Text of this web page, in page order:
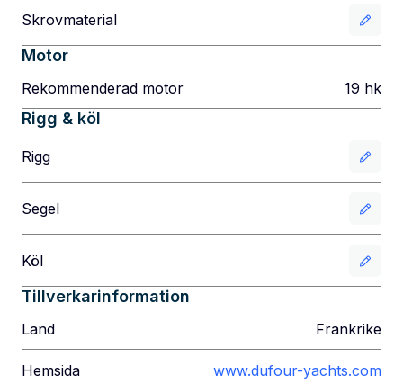
Skrovmaterial
Motor
Rekommenderad motor 19 hk
Rigg & köl
Rigg
Segel
Köl
Tillverkarinformation
Land Frankrike
Hemsida www.dufour-yachts.com